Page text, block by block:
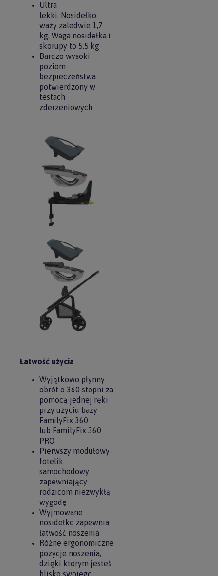
Ultra
lekki. Nosidełko
waży zaledwie 1,7
kg. Waga nosidełka i
skorupy to 5.5 kg
Bardzo wysoki
poziom
bezpieczeństwa
potwierdzony w
testach
zderzeniowych
Łatwość użycia
Wyjątkowo płynny
obrót o 360 stopni za
pomocą jednej ręki
przy użyciu bazy
FamilyFix 360
lub FamilyFix 360
PRO
Pierwszy modułowy
fotelik
samochodowy
zapewniający
rodzicom niezwykłą
wygodę
Wyjmowane
nosidełko zapewnia
łatwość noszenia
Różne ergonomiczne
pozycje noszenia,
dzięki którym jesteś
blisko swojego